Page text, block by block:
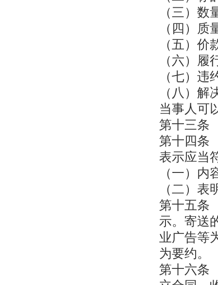
（三）数
（四）质
（五）
（六）
（七）
（八）
当事人可
第十三条
第十四条
表示应当
（一）
（二）
第十五条
示。寄送
业广告等
为要约。
第十六条